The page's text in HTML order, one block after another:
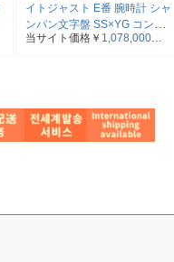
イトジャスト E番 腕時計 シャ
ンパン文字盤 SS×YG コンビ
メンズ【中古】
当サイト価格￥ 1,078,000円